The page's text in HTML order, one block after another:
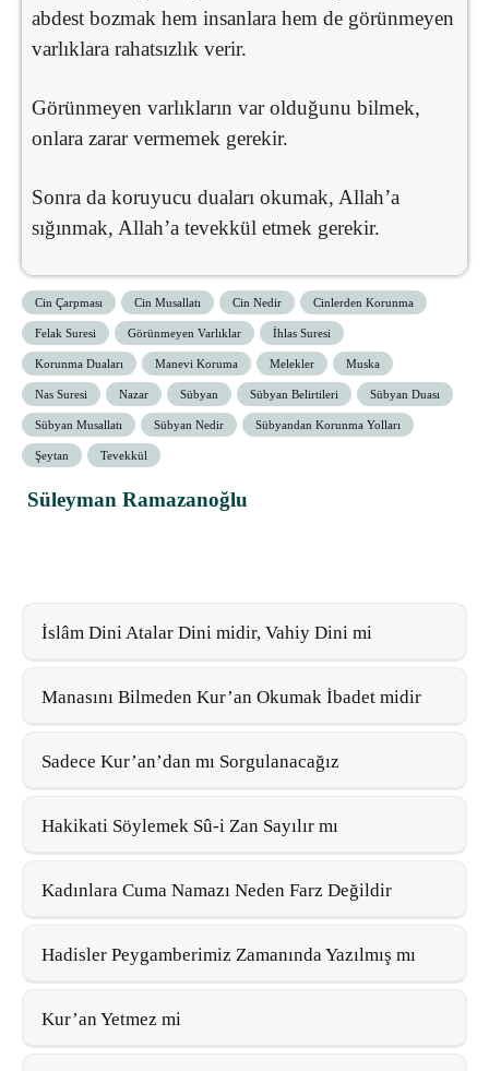
abdest bozmak hem insanlara hem de görünmeyen
varlıklara rahatsızlık verir.
Görünmeyen varlıkların var olduğunu bilmek,
onlara zarar vermemek gerekir.
Sonra da koruyucu duaları okumak, Allah’a
sığınmak, Allah’a tevekkül etmek gerekir.
Cin Çarpması Cin Musallatı Cin Nedir Cinlerden Korunma
Felak Suresi Görünmeyen Varlıklar İhlas Suresi
Korunma Duaları Manevi Koruma Melekler Muska
Nas Suresi Nazar Sübyan Sübyan Belirtileri Sübyan Duası
Sübyan Musallatı Sübyan Nedir Sübyandan Korunma Yolları
Şeytan Tevekkül
Süleyman Ramazanoğlu
İslâm Dini Atalar Dini midir, Vahiy Dini mi
Manasını Bilmeden Kur’an Okumak İbadet midir
Sadece Kur’an’dan mı Sorgulanacağız
Hakikati Söylemek Sû-i Zan Sayılır mı
Kadınlara Cuma Namazı Neden Farz Değildir
Hadisler Peygamberimiz Zamanında Yazılmış mı
Kur’an Yetmez mi